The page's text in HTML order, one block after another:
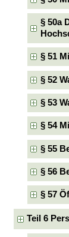
§ 50a
§ 51
§ 52
§ 53
§ 54
§ 55
§ 56
§ 57
Teil 6